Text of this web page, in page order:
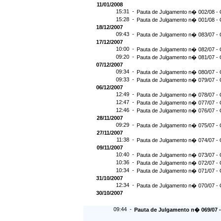
11/01/2008
15:31 - Pauta de Julgamento n� 002/08 -
15:28 - Pauta de Julgamento n� 001/08 -
18/12/2007
09:43 - Pauta de Julgamento n� 083/07 -
17/12/2007
10:00 - Pauta de Julgamento n� 082/07 -
09:20 - Pauta de Julgamento n� 081/07 -
07/12/2007
09:34 - Pauta de Julgamento n� 080/07 -
09:33 - Pauta de Julgamento n� 079/07 -
06/12/2007
12:49 - Pauta de Julgamento n� 078/07 -
12:47 - Pauta de Julgamento n� 077/07 -
12:46 - Pauta de Julgamento n� 076/07 -
28/11/2007
09:29 - Pauta de Julgamento n� 075/07 -
27/11/2007
11:38 - Pauta de Julgamento n� 074/07 -
09/11/2007
10:40 - Pauta de Julgamento n� 073/07 -
10:36 - Pauta de Julgamento n� 072/07 -
10:34 - Pauta de Julgamento n� 071/07 -
31/10/2007
12:34 - Pauta de Julgamento n� 070/07 -
30/10/2007
09:44 - Pauta de Julgamento n� 069/07 -